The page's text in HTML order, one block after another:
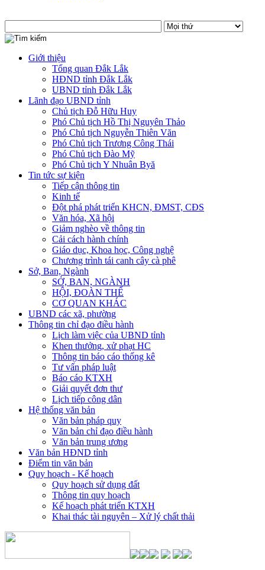
Giới thiệu
Tổng quan Đắk Lắk
HĐND tỉnh Đắk Lắk
UBND tỉnh Đắk Lắk
Lãnh đạo UBND tỉnh
Chủ tịch Đỗ Hữu Huy
Phó Chủ tịch Hồ Thị Nguyên Thảo
Phó Chủ tịch Nguyễn Thiên Văn
Phó Chủ tịch Trương Công Thái
Phó Chủ tịch Đào Mỹ
Phó Chủ tịch Y Nhuân Byă
Tin tức sự kiện
Tiếp cận thông tin
Kinh tế
Đột phá phát triển KHCN, ĐMST, CĐS
Văn hóa, Xã hội
Giảm nghèo về thông tin
Cải cách hành chính
Giáo dục, Khoa học, Công nghệ
Chương trình tái canh cây cà phê
Sở, Ban, Ngành
SỞ, BAN, NGÀNH
HỘI, ĐOÀN THỂ
CƠ QUAN KHÁC
UBND các xã, phường
Thông tin chỉ đạo điều hành
Lịch làm việc của UBND tỉnh
Khen thưởng, xử phạt HC
Thông tin báo cáo thống kê
Tư vấn pháp luật
Báo cáo KTXH
Giải quyết đơn thư
Lịch tiếp công dân
Hệ thống văn bản
Văn bản pháp quy
Văn bản chỉ đạo điều hành
Văn bản trung ương
Văn bản HĐND tỉnh
Điểm tin văn bản
Quy hoạch - Kế hoạch
Quy hoạch sử dụng đất
Thông tin quy hoạch
Kế hoạch phát triển KTXH
Khai thác tài nguyên – Xử lý chất thải